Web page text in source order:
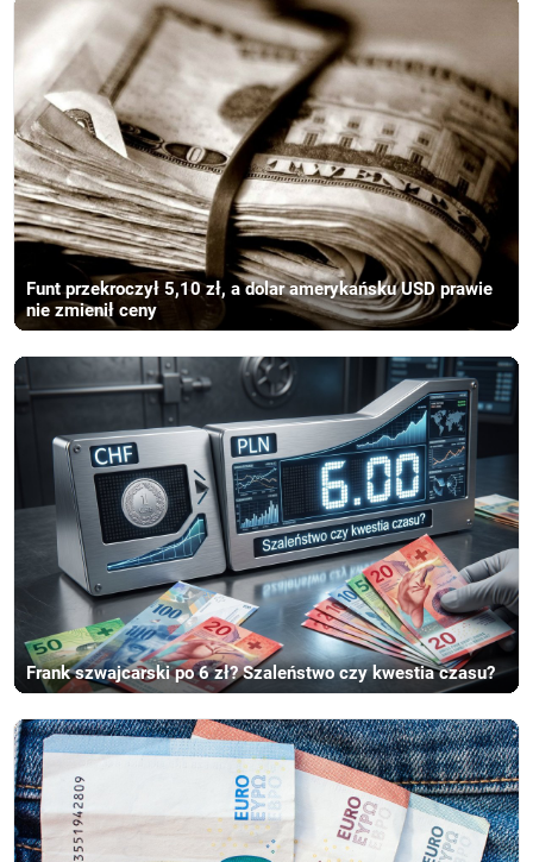
Funt przekroczył 5,10 zł, a dolar amerykańsku USD prawie
nie zmienił ceny
Frank szwajcarski po 6 zł? Szaleństwo czy kwestia czasu?